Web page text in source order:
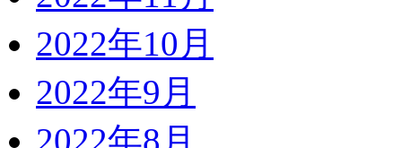
2022年10月
2022年9月
2022年8月